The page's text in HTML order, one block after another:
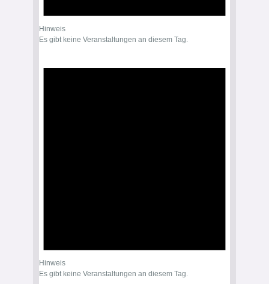
Hinweis
Es gibt keine Veranstaltungen an diesem Tag.
Hinweis
Es gibt keine Veranstaltungen an diesem Tag.